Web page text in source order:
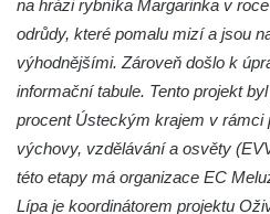
Českých Budějovicích
Socha svatého Jana
Sadech u Mlýnské stoky v
Budějovicích
Sochy brouků u Mlýnské stoky v
Budějovicích
na hrázi rybníka Margarinka v
odrůdy, které pomalu mizí a jsou
výhodnějšími. Zároveň došlo k
informační tabule. Tento projekt
procent Ústeckým krajem v rámci
výchovy, vzdělávání a osvěty
této etapy má organizace EC
Lípa je koordinátorem projektu